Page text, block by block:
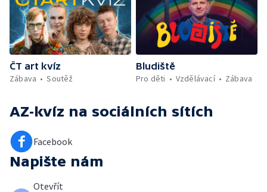
ČT art kvíz
Zábava
Soutěž
Bludiště
Pro děti
Vzdělávací Zábava
AZ-kvíz na sociálních sítích
Facebook
Napište nám
Otevřít